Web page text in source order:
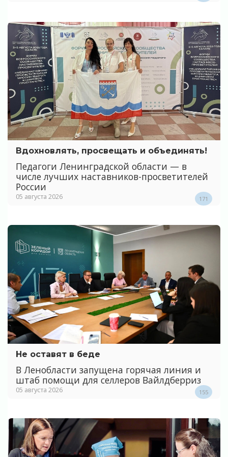
Вдохновлять, просвещать и объединять!
Педагоги Ленинградской области — в
числе лучших наставников-просветителей
России
05 августа 2026 171
Не оставят в беде
В Ленобласти запущена горячая линия и
штаб помощи для селлеров Вайлдберриз
05 августа 2026 155